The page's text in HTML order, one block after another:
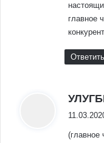
главное
Ответить
(главное